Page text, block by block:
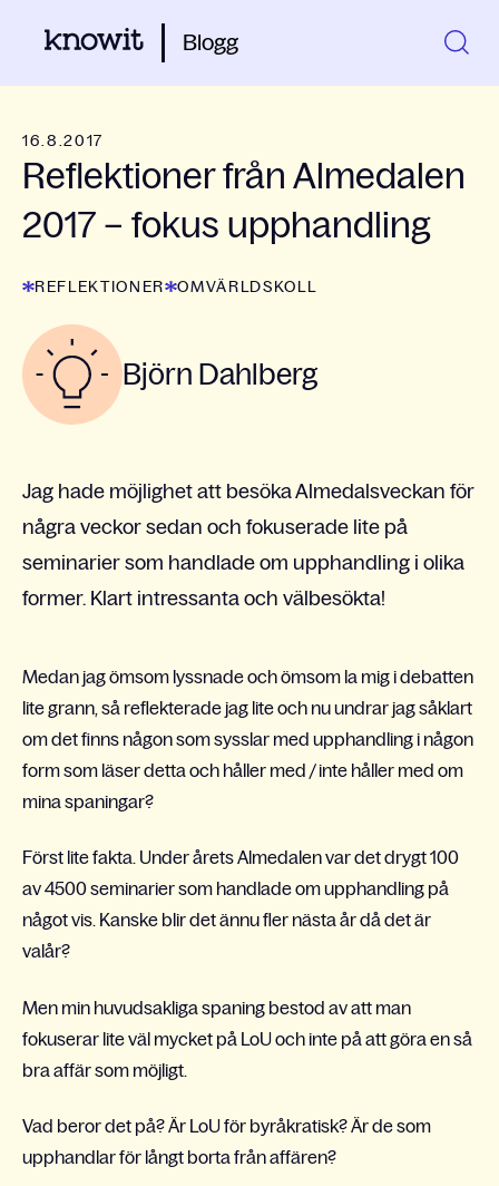
Blogg
16.8.2017
Reflektioner från Almedalen
2017 – fokus upphandling
REFLEKTIONER OMVÄRLDSKOLL
Björn Dahlberg
Jag hade möjlighet att besöka Almedalsveckan för
några veckor sedan och fokuserade lite på
seminarier som handlade om upphandling i olika
former. Klart intressanta och välbesökta!
Medan jag ömsom lyssnade och ömsom la mig i debatten
lite grann, så reflekterade jag lite och nu undrar jag såklart
om det finns någon som sysslar med upphandling i någon
form som läser detta och håller med / inte håller med om
mina spaningar?
Först lite fakta. Under årets Almedalen var det drygt 100
av 4500 seminarier som handlade om upphandling på
något vis. Kanske blir det ännu fler nästa år då det är
valår?
Men min huvudsakliga spaning bestod av att man
fokuserar lite väl mycket på LoU och inte på att göra en så
bra affär som möjligt.
Vad beror det på? Är LoU för byråkratisk? Är de som
upphandlar för långt borta från affären?